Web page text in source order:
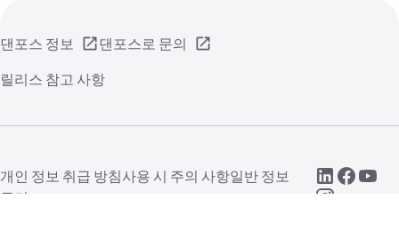
댄포스 정보
댄포스로 문의
릴리스 참고 사항
개인 정보 취급 방침사용 시 주의 사항일반 정보
쿠키